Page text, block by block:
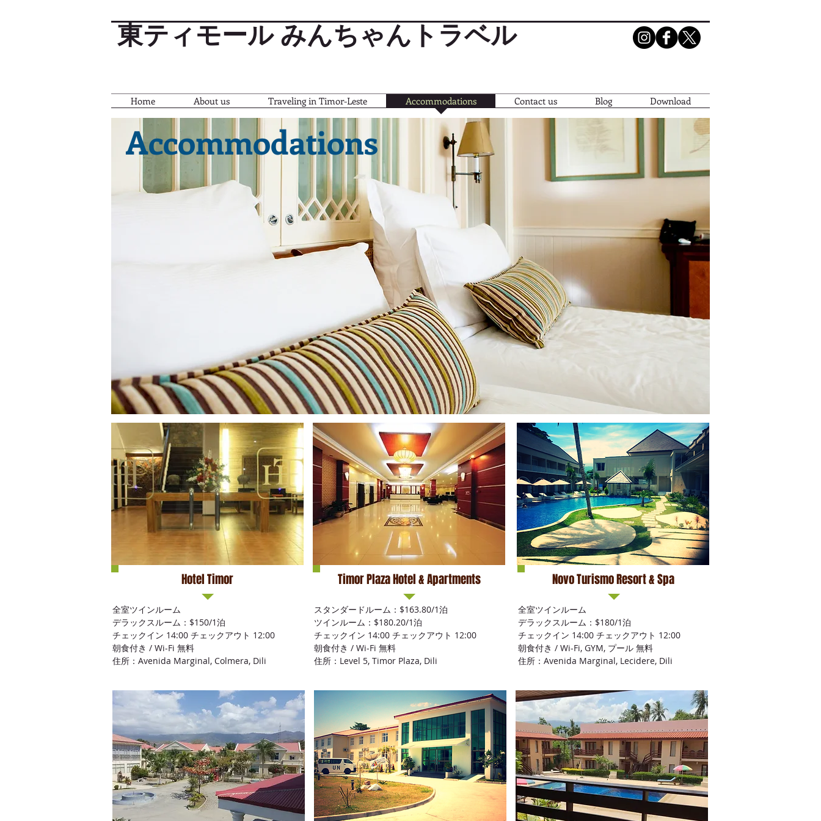
東ティモール みんちゃんトラベル
Home About us Traveling in Timor-Leste Accommodations Contact us Blog Download
Accommodations
Hotel Timor
全室ツインルーム
デラックスルーム：$150/1泊
チェックイン 14:00 チェックアウト 12:00
朝食付き / Wi-Fi 無料
住所：Avenida Marginal, Colmera, Dili
Timor Plaza Hotel & Apartments
スタンダードルーム：$163.80/1泊
ツインルーム：$180.20/1泊
チェックイン 14:00 チェックアウト 12:00
朝食付き / Wi-Fi 無料
住所：Level 5, Timor Plaza, Dili
Novo Turismo Resort & Spa
全室ツインルーム
デラックスルーム：$180/1泊
チェックイン 14:00 チェックアウト 12:00
朝食付き / Wi-Fi, GYM, プール 無料
住所：Avenida Marginal, Lecidere, Dili